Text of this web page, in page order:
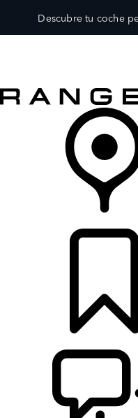
Descubre tu coche